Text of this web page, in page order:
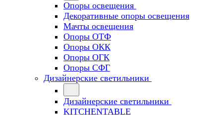
Опоры освещения
Декоративные опоры освещения
Мачты освещения
Опоры ОТФ
Опоры ОКК
Опоры ОГК
Опоры СФГ
Дизайнерские светильники
Дизайнерские светильники
KITCHENTABLE